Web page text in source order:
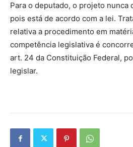
Para o deputado, o projeto nunca
pois está de acordo com a lei.
relativa a procedimento em
competência legislativa é
art. 24 da Constituição Federal,
legislar.